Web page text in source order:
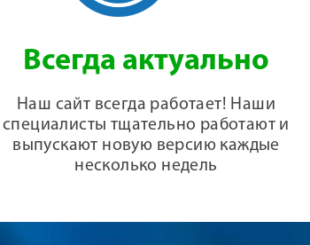
Всегда актуально
Наш сайт всегда работает! Наши
специалисты тщательно работают и
выпускают новую версию каждые
несколько недель